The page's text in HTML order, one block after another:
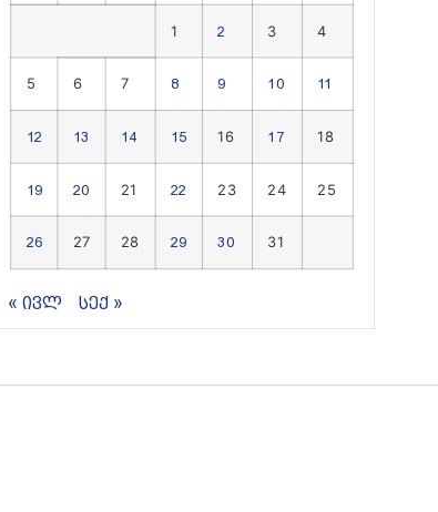
1 2 3 4
5 6 7 8 9 10 11
12 13 14 15 16 17 18
19 20 21 22 23 24 25
26 27 28 29 30 31
« ივლ სექ »